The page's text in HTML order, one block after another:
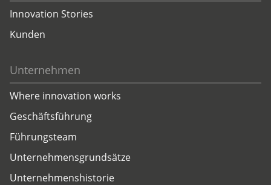
Innovation Stories
Kunden
Unternehmen
Where innovation works
Geschäftsführung
Führungsteam
Unternehmensgrundsätze
Unternehmenshistorie